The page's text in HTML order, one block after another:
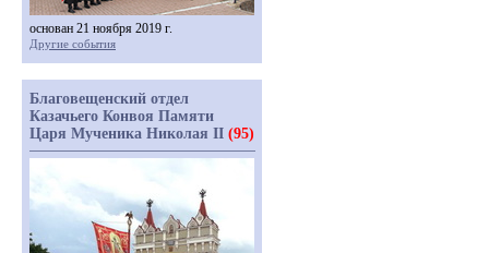
основан 21 ноября 2019 г.
Другие события
Благовещенский отдел
Казачьего Конвоя Памяти
Царя Мученика Николая II (95)